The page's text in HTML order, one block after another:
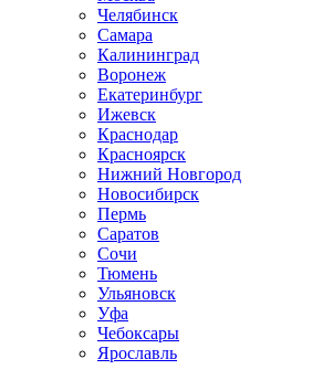
Челябинск
Самара
Калининград
Воронеж
Екатеринбург
Ижевск
Краснодар
Красноярск
Нижний Новгород
Новосибирск
Пермь
Саратов
Сочи
Тюмень
Ульяновск
Уфа
Чебоксары
Ярославль